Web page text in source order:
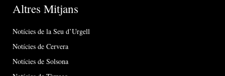
Altres Mitjans
Notícies de la Seu d’Urgell
Notícies de Cervera
Notícies de Solsona